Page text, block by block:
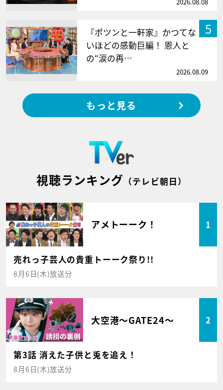
5
『ポツンと一軒家』かつてな
いほどの感動巨編！ 恩人と
の“涙の再…
2026.08.09
もっと見る
視聴ランキング （テレビ朝日）
アメトーーク！ 1
売れっ子芸人の貴重トーーク祭り!!
8月6日(木)放送分
大空港～GATE24～ 2
第3話 消えた子供と兎を追え！
8月6日(木)放送分